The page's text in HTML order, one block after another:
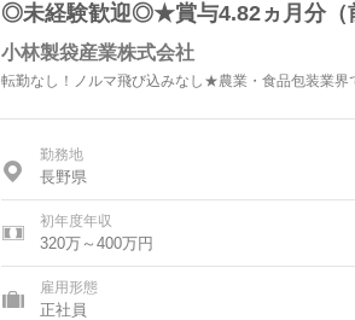
◎未経験歓迎◎★賞与4.82ヵ月分（
小林製袋産業株式会社
転勤なし！ノルマ飛び込みなし★農業・食品包装業界
勤務地
長野県
初年度年収
320万～400万円
雇用形態
正社員